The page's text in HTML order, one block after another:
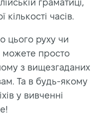
граматиці,
кількості часів.
цього руху чи
можете просто
з вищезгаданих
Та в будь-якому
у вивченні